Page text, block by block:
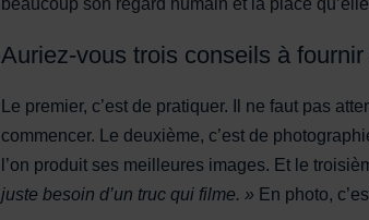
beaucoup son regard humain et la place
Auriez-vous trois conseils à
Le premier, c’est de pratiquer. Il ne faut pas
commencer. Le deuxième, c’est de
l’on produit ses meilleures images. Et le
juste besoin d’un truc qui filme. » En photo,